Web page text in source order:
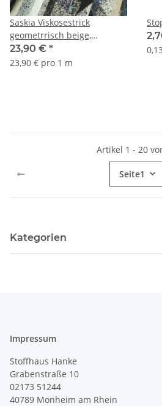
Saskia Viskosestrick
geometrrisch beige,
himmelblau, schwarz
23,90 € *
23,90 € pro 1 m
Artikel 1 - 20
Seite1
Kategorien
Impressum
Stoffhaus Hanke
Grabenstraße 10
02173 51244
40789 Monheim am Rhein